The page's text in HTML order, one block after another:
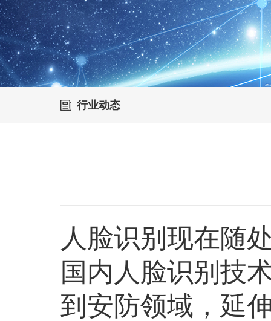
行业动态
人脸识别现在随
国内人脸识别技
到安防领域，延